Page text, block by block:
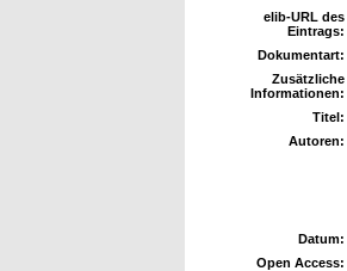
elib-URL des
Eintrags:
Dokumentart:
Zusätzliche
Informationen:
Titel:
Autoren:
Datum:
Open Access: